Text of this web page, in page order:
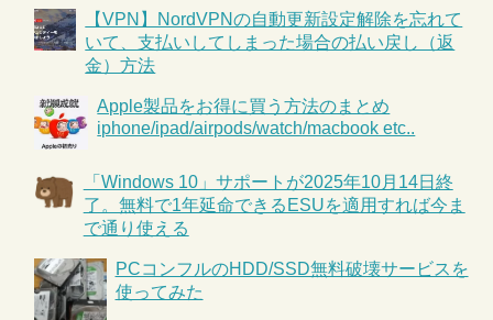
【VPN】NordVPNの自動更新設定解除を忘れて
いて、支払いしてしまった場合の払い戻し（返
金）方法
Apple製品をお得に買う方法のまとめ
iphone/ipad/airpods/watch/macbook etc..
「Windows 10」サポートが2025年10月14日終
了。無料で1年延命できるESUを適用すれば今ま
で通り使える
PCコンフルのHDD/SSD無料破壊サービスを
使ってみた